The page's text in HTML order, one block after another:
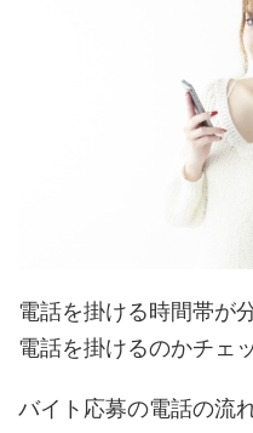
電話を掛ける時間帯が
電話を掛けるのかチェ
バイト応募の電話の流